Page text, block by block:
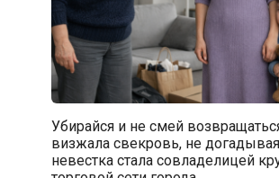
Убирайся и не смей
визжала свекровь, не
невестка стала совладелицей